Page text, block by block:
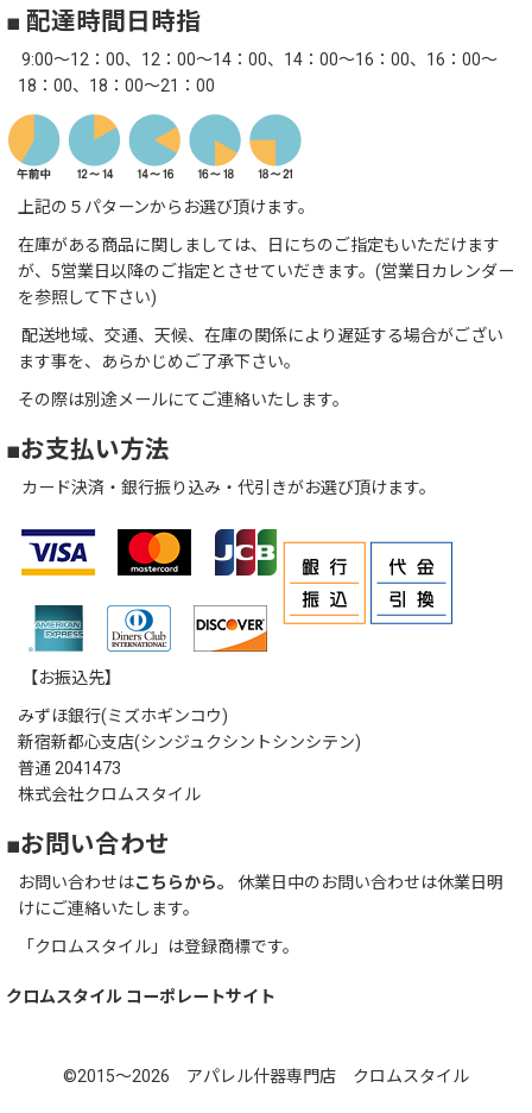
■ 配達時間日時指
9:00～12：00、12：00～14：00、14：00～16：00、16：00～
18：00、18：00～21：00
上記の５パターンからお選び頂けます。
在庫がある商品に関しましては、日にちのご指定もいただけます
が、5営業日以降のご指定とさせていだきます。(営業日カレンダー
を参照して下さい)
配送地域、交通、天候、在庫の関係により遅延する場合がござい
ます事を、あらかじめご了承下さい。
その際は別途メールにてご連絡いたします。
■お支払い方法
カード決済・銀行振り込み・代引きがお選び頂けます。
【お振込先】
みずほ銀行(ミズホギンコウ)
新宿新都心支店(シンジュクシントシンシテン)
普通 2041473
株式会社クロムスタイル
■お問い合わせ
お問い合わせはこちらから。
休業日中のお問い合わせは休業日明
けにご連絡いたします。
「クロムスタイル」は登録商標です。
クロムスタイル コーポレートサイト
©2015～2026 アパレル什器専門店 クロムスタイル